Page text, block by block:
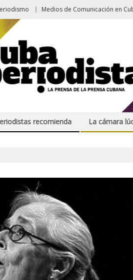
Medios de Comunicación en
recomienda La cámara